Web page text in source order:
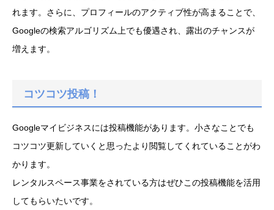
れます。さらに、プロフィールのアクティブ性が高まることで、
Googleの検索アルゴリズム上でも優遇され、露出のチャンスが
増えます。
コツコツ投稿！
Googleマイビジネスには投稿機能があります。小さなことでも
コツコツ更新していくと思ったより閲覧してくれていることがわ
かります。
レンタルスペース事業をされている方はぜひこの投稿機能を活用
してもらいたいです。